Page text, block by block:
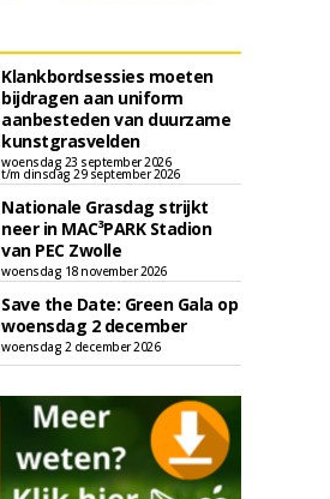
Klankbordsessies moeten
bijdragen aan uniform
aanbesteden van duurzame
kunstgrasvelden
woensdag 23 september 2026
t/m dinsdag 29 september 2026
Nationale Grasdag strijkt
neer in MAC³PARK Stadion
van PEC Zwolle
woensdag 18 november 2026
Save the Date: Green Gala op
woensdag 2 december
woensdag 2 december 2026